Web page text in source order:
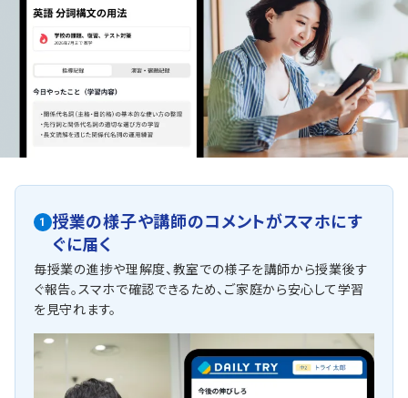
1
授業の様子や講師のコメントがスマホにす
ぐに届く
毎授業の進捗や理解度、教室での様子を講師から授業後す
ぐ報告。スマホで確認できるため、ご家庭から安心して学習
を見守れます。